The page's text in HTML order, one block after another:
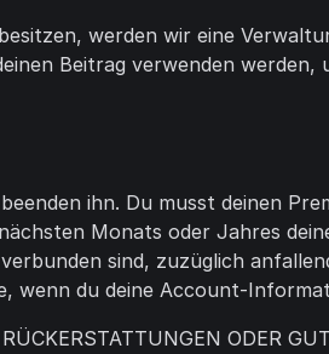
werden wir eine
Beitrag verwenden werden,
ihn. Du musst deinen
Monats oder Jahres
sind, zuzüglich
wenn du deine Account-
ODER